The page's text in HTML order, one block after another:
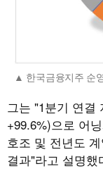
한국금융지주 순
그는 "1분기 연결
+99.6%)으로 어
호조 및 전년도
결과"라고 설명했